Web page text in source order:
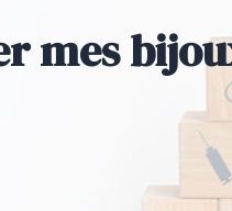
mes